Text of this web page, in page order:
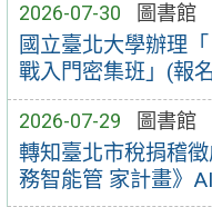
2026-07-30 圖書館
國立臺北大學辦理
戰入門密集班」(報
2026-07-29 圖書館
轉知臺北市稅捐稽
務智能管 家計畫》